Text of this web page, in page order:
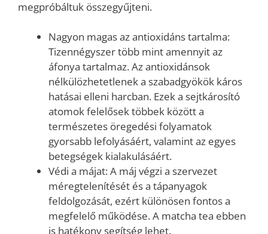
megpróbáltuk összegyűjteni.
Nagyon magas az antioxidáns tartalma:
Tizennégyszer több mint amennyit az
áfonya tartalmaz. Az antioxidánsok
nélkülözhetetlenek a szabadgyökök káros
hatásai elleni harcban. Ezek a sejtkárosító
atomok felelősek többek között a
természetes öregedési folyamatok
gyorsabb lefolyásáért, valamint az egyes
betegségek kialakulásáért.
Védi a májat: A máj végzi a szervezet
méregtelenítését és a tápanyagok
feldolgozását, ezért különösen fontos a
megfelelő működése. A matcha tea ebben
is hatékony segítség lehet.